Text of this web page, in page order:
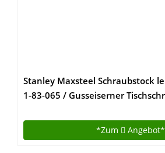
Stanley Maxsteel Schraubstock
1-83-065 / Gusseiserner
Spannkraft für den vielseitigen
*Zum Angebot*